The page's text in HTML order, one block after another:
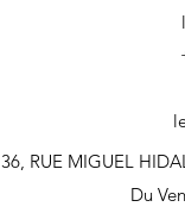
36, RUE MIGUEL
Du